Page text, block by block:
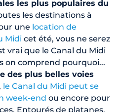
les plus populaires du
les destinations à
une location de
Midi cet été, vous ne serez
vrai que le Canal du Midi
on comprend pourquoi...
des plus belles voies
le Canal du Midi peut se
week-end ou encore pour
Entourés de platanes,